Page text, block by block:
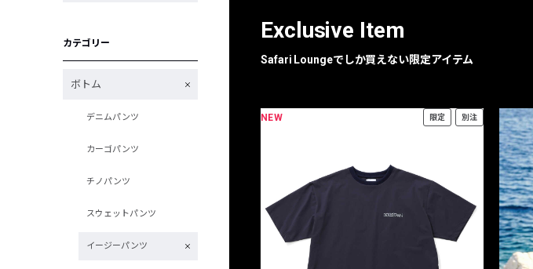
カテゴリー
ボトム
デニムパンツ
カーゴパンツ
チノパンツ
スウェットパンツ
イージーパンツ
Exclusive Item
Safari Loungeでしか買えない限定アイテム
NEW 限定 別注